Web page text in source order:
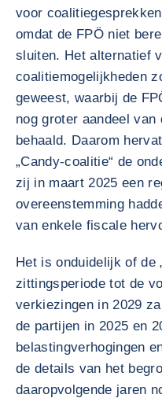
voor
omdat de FPÖ niet
sluiten. Het alternatief
coalitiemogelijkheden
geweest, waarbij de
nog groter aandeel
behaald. Daarom
„Candy-coalitie“ de
zij in maart 2025 een
overeenstemming
van enkele fiscale
Het is onduidelijk of de
zittingsperiode tot de
verkiezingen in 2029
de partijen in 2025 en
belastingverhogingen
de details van het
daaropvolgende jaren